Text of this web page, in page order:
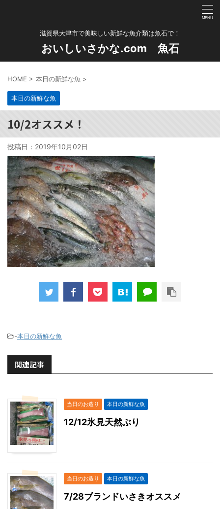
滋賀県大津市で美味しい新鮮な魚介類は魚石で！
おいしいさかな.com 魚石
HOME > 本日の新鮮な魚 >
本日の新鮮な魚
10/2オススメ！
投稿日： 2019年10月02日
-本日の新鮮な魚
関連記事
当日のお造り 本日の新鮮な魚
12/12氷見天然ぶり
当日のお造り 本日の新鮮な魚
7/28ブランドいさきオススメ